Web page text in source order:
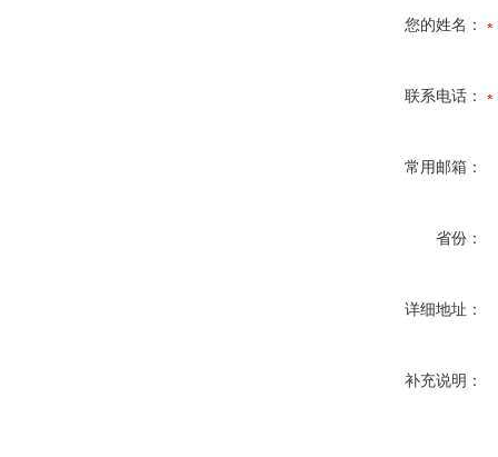
您的姓名：
联系电话：
常用邮箱：
省份：
详细地址：
补充说明：